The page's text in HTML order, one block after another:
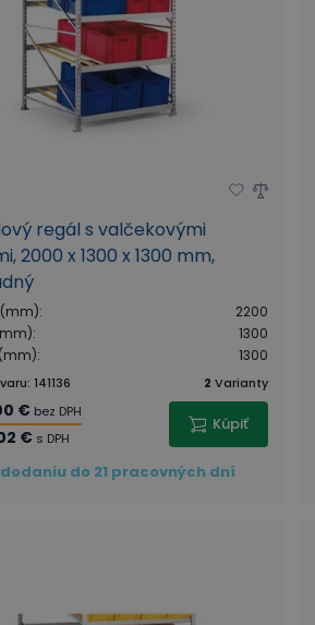
regál s valčekovými
2000 x 1300 x 1300 mm,
:
2200
:
1300
: 1300
: 141136 2 Varianty
€ bez DPH
€ s DPH
Kúpiť
dodaniu do 21 pracovných dní